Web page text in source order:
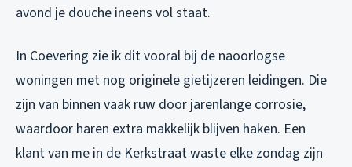
avond je douche ineens vol staat.
In Coevering zie ik dit vooral bij de naoorlogse
woningen met nog originele gietijzeren leidingen. Die
zijn van binnen vaak ruw door jarenlange corrosie,
waardoor haren extra makkelijk blijven haken. Een
klant van me in de Kerkstraat waste elke zondag zijn